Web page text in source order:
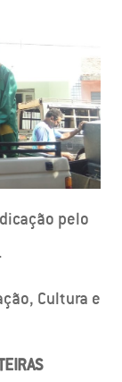
pelo
Cultura e